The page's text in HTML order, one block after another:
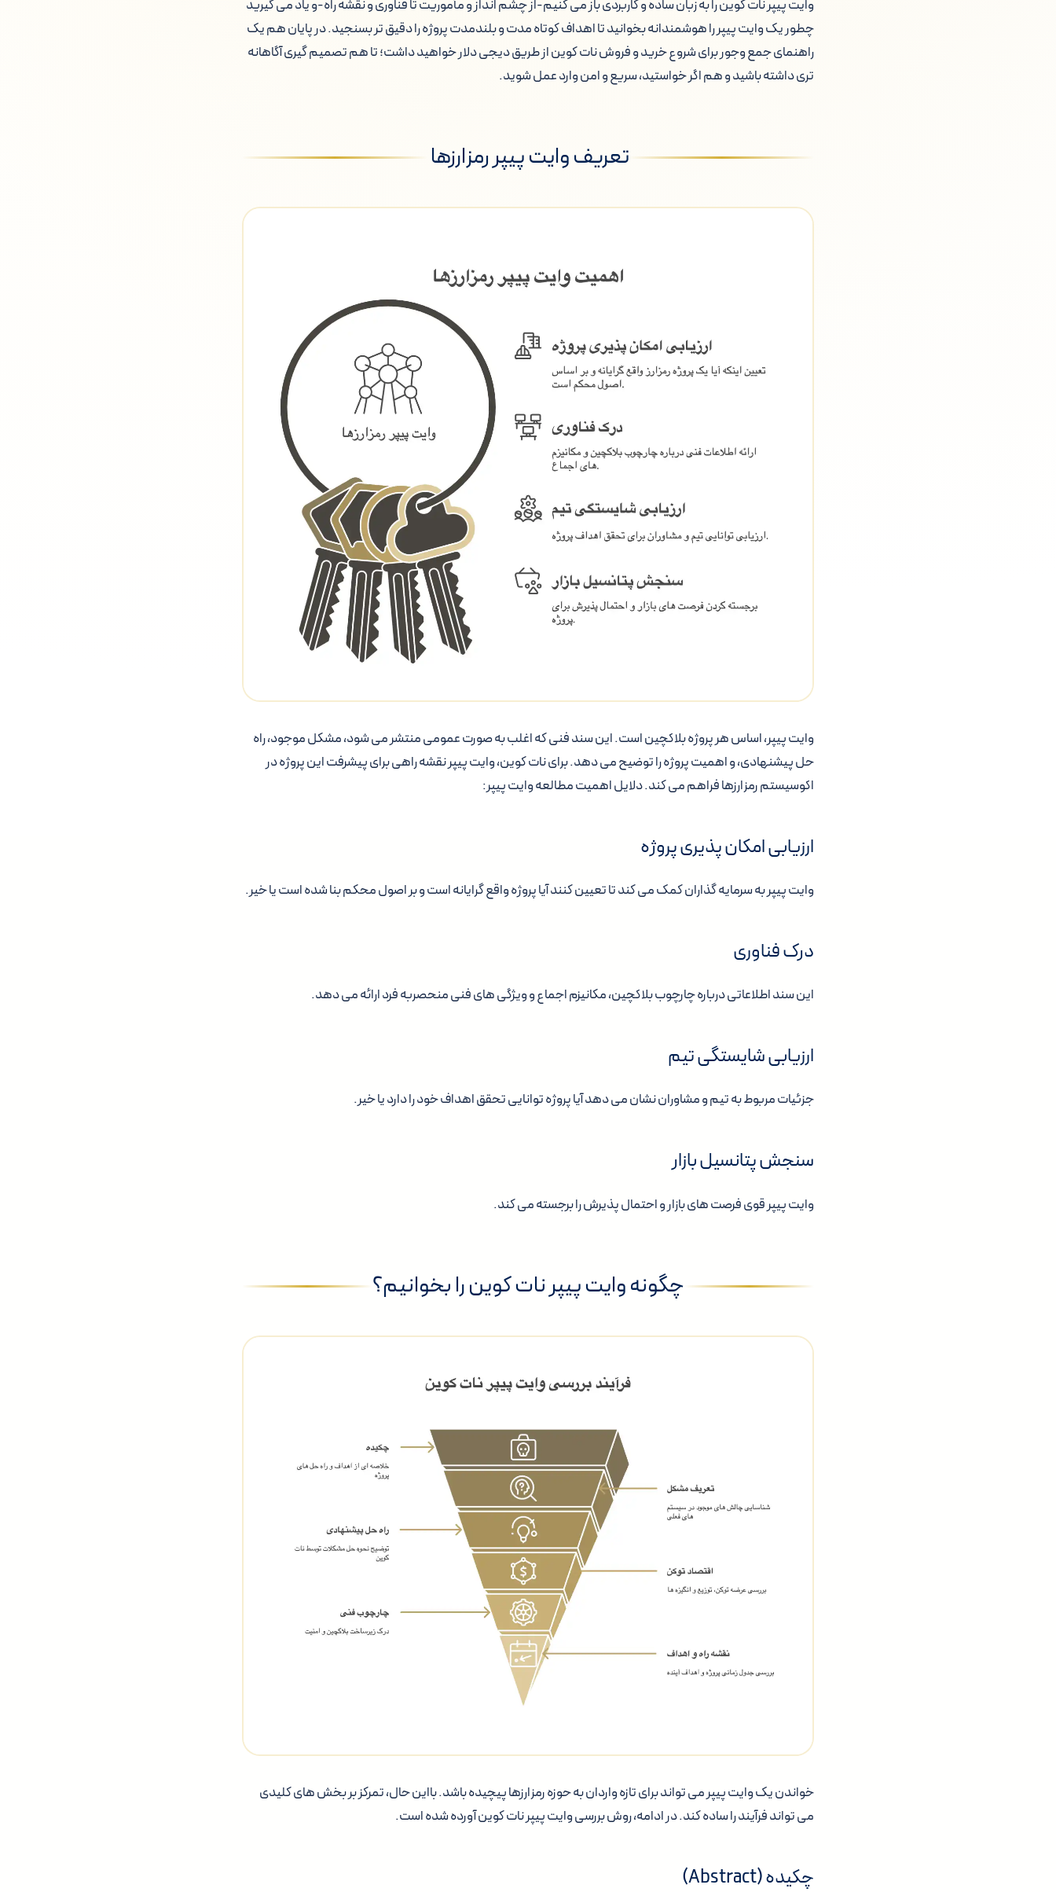
وایت پیپر نات کوینرا به زبان ساده و کاربردی باز می کنیم-از چشم انداز و مأموریت تا فناوری و نقشه راه-و یاد می گیرید
چطور یک وایت پیپر را هوشمندانه بخوانید تا اهداف کوتاه مدت و بلندمدت پروژه را دقیق تر بسنجید. در پایان هم یک
راهنمای جمع وجور برای شروع خرید و فروش نات کوین از طریق دیجی دلار خواهید داشت؛ تا هم تصمیم گیری آگاهانه
تری داشته باشید و هم اگر خواستید، سریع و امن وارد عمل شوید.
تعریف وایت پیپر رمزارزها
وایت پیپر، اساس هر پروژه بلاکچین است. این سند فنی که اغلب به صورت عمومی منتشر می شود، مشکل موجود، راه
حل پیشنهادی، و اهمیت پروژه را توضیح می دهد. برای نات کوین، وایت پیپر نقشه راهی برای پیشرفت این پروژه در
اکوسیستم رمزارزها فراهم می کند. دلایل اهمیت مطالعه وایت پیپر:
ارزیابی امکان پذیری پروژه
وایت پیپر به سرمایه گذاران کمک می کند تا تعیین کنند آیا پروژه واقع گرایانه است و بر اصول محکم بنا شده است یا خیر.
درک فناوری
این سند اطلاعاتی درباره چارچوب بلاکچین، مکانیزم اجماع و ویژگی های فنی منحصربه فرد ارائه می دهد.
ارزیابی شایستگی تیم
جزئیات مربوط به تیم و مشاوران نشان می دهد آیا پروژه توانایی تحقق اهداف خود را دارد یا خیر.
سنجش پتانسیل بازار
وایت پیپر قوی فرصت های بازار و احتمال پذیرش را برجسته می کند.
چگونه وایت پیپر نات کوین را بخوانیم؟
خواندن یک وایت پیپر می تواند برای تازه واردان به حوزه رمزارزها پیچیده باشد. بااین حال، تمرکز بر بخش های کلیدی
می تواند فرآیند را ساده کند. در ادامه، روش بررسی وایت پیپر نات کوین آورده شده است.
چکیده (Abstract)